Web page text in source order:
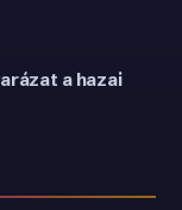
a hazai